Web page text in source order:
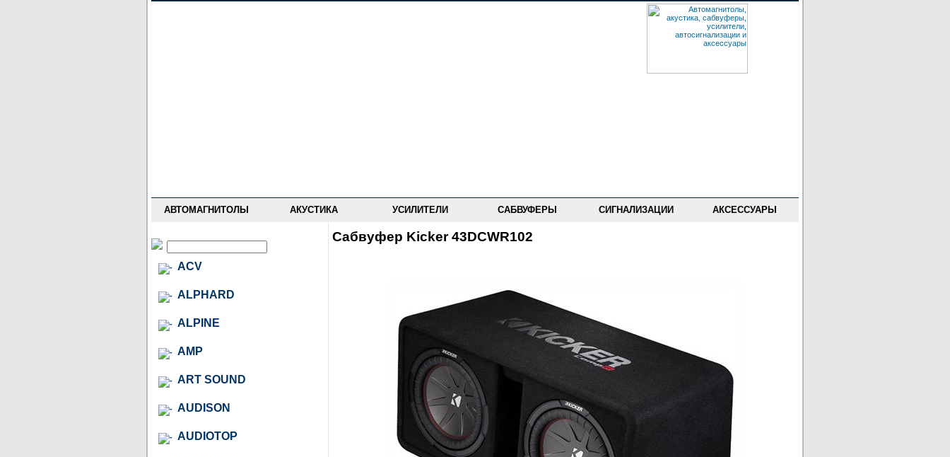
АВТОМАГНИТОЛЫ АКУСТИКА УСИЛИТЕЛИ САБВУФЕРЫ СИГНАЛИЗАЦИИ АКСЕССУАРЫ
ACV
ALPHARD
ALPINE
AMP
ART SOUND
AUDISON
AUDIOTOP
Сабвуфер Kicker 43DCWR102